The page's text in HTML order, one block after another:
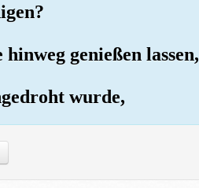
genießen lassen,
wurde,